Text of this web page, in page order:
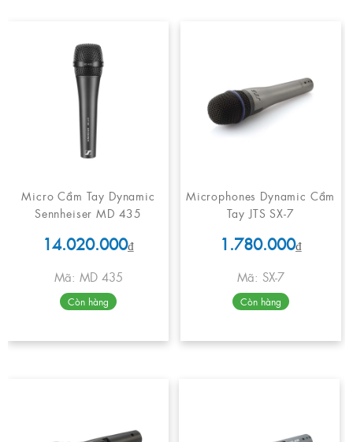
Micro Cầm Tay Dynamic
Sennheiser MD 435
14.020.000₫
Mã: MD 435
Còn hàng
Microphones Dynamic Cầm
Tay JTS SX-7
1.780.000₫
Mã: SX-7
Còn hàng